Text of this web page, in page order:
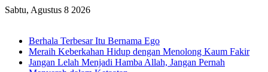
Sabtu, Agustus 8 2026
Berhala Terbesar Itu Bernama Ego
Meraih Keberkahan Hidup dengan Menolong Kaum Fakir
Jangan Lelah Menjadi Hamba Allah, Jangan Pernah